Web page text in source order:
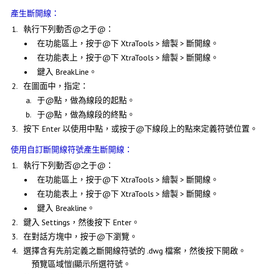
產生斷開線：
執行下列動否@之于@：
在功能區上，按于@下 XtraTools > 繪製 > 斷開線 。
在功能表上，按于@下 XtraTools > 繪製 > 斷開線 。
鍵入 BreakLine 。
在圖面中，指定：
于@點，做為線段的起點。
于@點，做為線段的終點。
按下 Enter以使用 中點，或按于@下線段上的點來定義符號位置。
使用自訂斷開線符號產生斷開線：
執行下列動否@之于@：
在功能區上，按于@下 XtraTools > 繪製 > 斷開線 。
在功能表上，按于@下 XtraTools > 繪製 > 斷開線 。
鍵入 Breakline 。
鍵入 Settings ，然後按下 Enter。
在對話方塊中，按于@下瀏覽。
選擇含有先前定義之斷開線符號的 .dwg 檔案，然後按下開啟。
預覽區域愷|顯示所選符號。